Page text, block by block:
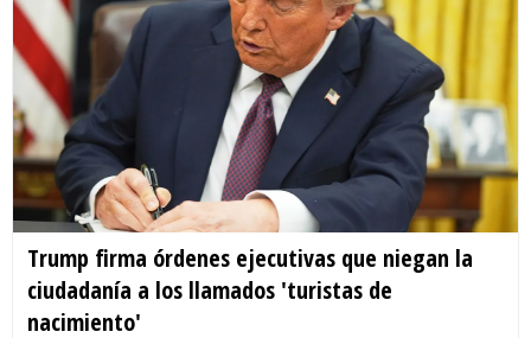
Trump firma órdenes ejecutivas que niegan la
ciudadanía a los llamados 'turistas de
nacimiento'